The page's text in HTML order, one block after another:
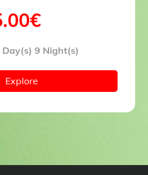
€
Day(s) 9 Night(s)
Explore